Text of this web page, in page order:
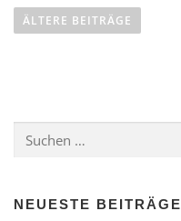
e
a
ÄLTERE BEITRÄGE
nach:
NEUESTE BEITRÄGE